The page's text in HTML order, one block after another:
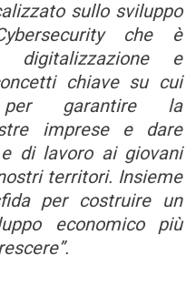
sullo sviluppo
che è
digitalizzazione e
chiave su cui
per garantire la
imprese e dare
di lavoro ai giovani
territori. Insieme
per costruire un
economico più